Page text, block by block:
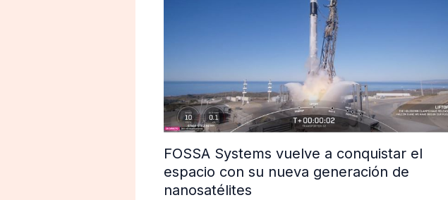
FOSSA Systems vuelve a conquistar el
espacio con su nueva generación de
nanosatélites